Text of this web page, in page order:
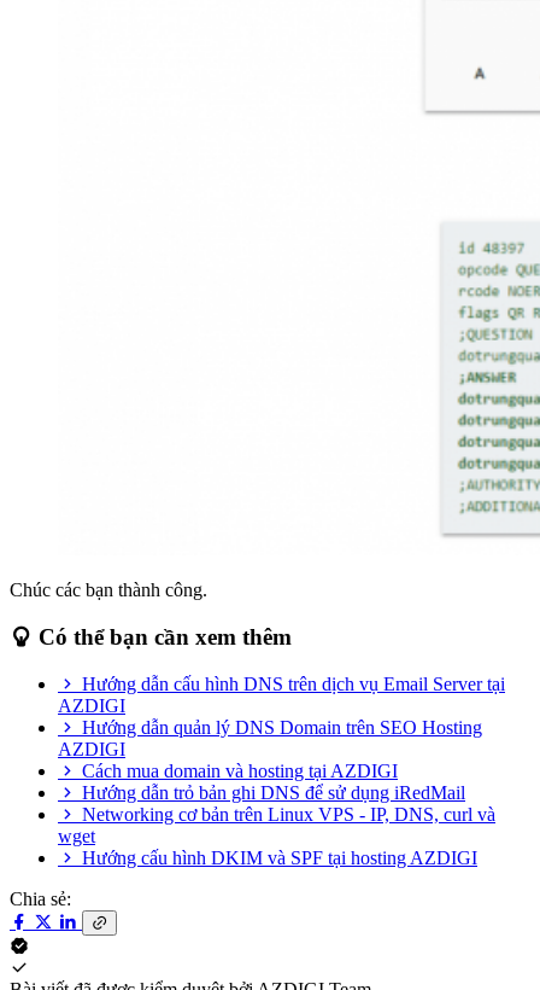
Chúc các bạn thành công.
Có thể bạn cần xem thêm
Hướng dẫn cấu hình DNS trên dịch vụ Email Server tại
AZDIGI
Hướng dẫn quản lý DNS Domain trên SEO Hosting
AZDIGI
Cách mua domain và hosting tại AZDIGI
Hướng dẫn trỏ bản ghi DNS để sử dụng iRedMail
Networking cơ bản trên Linux VPS - IP, DNS, curl và
wget
Hướng cấu hình DKIM và SPF tại hosting AZDIGI
Chia sẻ: